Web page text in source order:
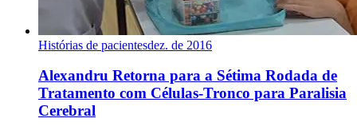
Histórias de pacientesdez. de 2016
Alexandru Retorna para a Sétima Rodada de
Tratamento com Células-Tronco para Paralisia
Cerebral